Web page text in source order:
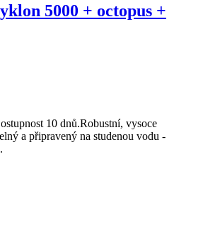
5000 + octopus +
10 dnů.Robustní, vysoce
a připravený na studenou vodu -